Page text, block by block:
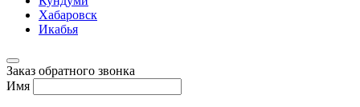
Хабаровск
Икабья
Заказ обратного звонка
Имя